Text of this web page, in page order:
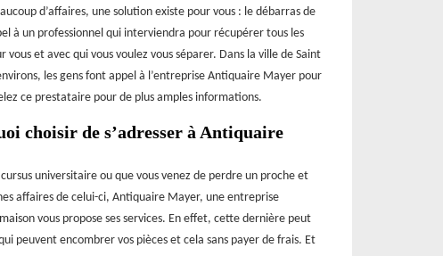
d’affaires, une solution existe pour vous : le débarras de
à un professionnel qui interviendra pour récupérer tous les
et avec qui vous voulez vous séparer. Dans la ville de Saint
les gens font appel à l’entreprise Antiquaire Mayer pour
ce prestataire pour de plus amples informations.
choisir de s’adresser à Antiquaire
universitaire ou que vous venez de perdre un proche et
affaires de celui-ci, Antiquaire Mayer, une entreprise
vous propose ses services. En effet, cette dernière peut
peuvent encombrer vos pièces et cela sans payer de frais. Et